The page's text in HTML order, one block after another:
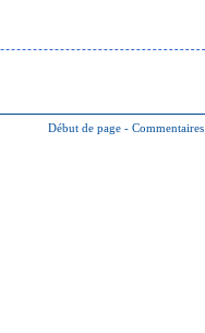
Début de page - Commentaires